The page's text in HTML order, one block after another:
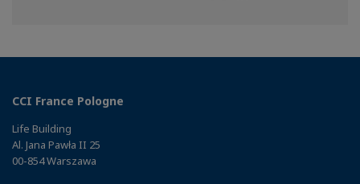
CCI France Pologne
Life Building
Al. Jana Pawła II 25
00-854 Warszawa